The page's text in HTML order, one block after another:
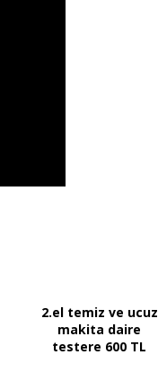
2.el temiz ve ucuz
makita daire
testere 600 TL